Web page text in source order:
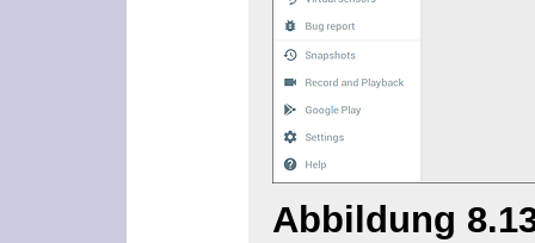
Abbildung